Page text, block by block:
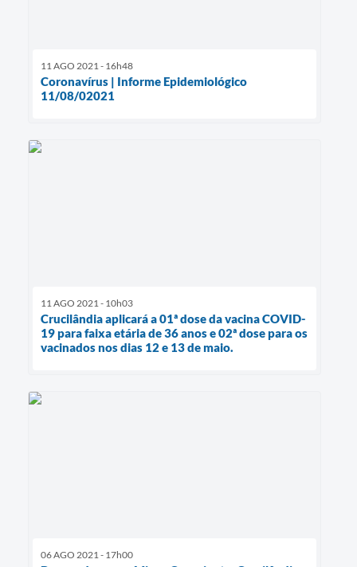
11 AGO 2021 - 16h48
Coronavírus | Informe Epidemiológico
11/08/02021
11 AGO 2021 - 10h03
Crucilândia aplicará a 01ª dose da vacina COVID-
19 para faixa etária de 36 anos e 02ª dose para os
vacinados nos dias 12 e 13 de maio.
06 AGO 2021 - 17h00